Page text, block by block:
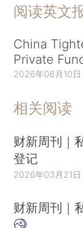
阅读英文
China
Private
2026年06月10日
相关阅读
财新周刊｜
登记
2026年03月21日
财新周刊｜